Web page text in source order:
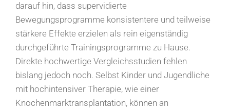
darauf hin, dass supervidierte
Bewegungsprogramme konsistentere und teilweise
stärkere Effekte erzielen als rein eigenständig
durchgeführte Trainingsprogramme zu Hause.
Direkte hochwertige Vergleichsstudien fehlen
bislang jedoch noch. Selbst Kinder und Jugendliche
mit hochintensiver Therapie, wie einer
Knochenmarktransplantation, können an